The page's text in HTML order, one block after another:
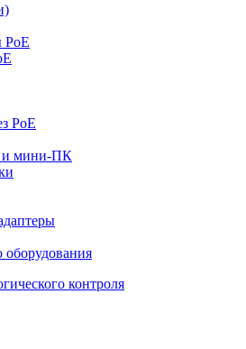
PoE
PoE
и мини-ПК
оборудования
контроля